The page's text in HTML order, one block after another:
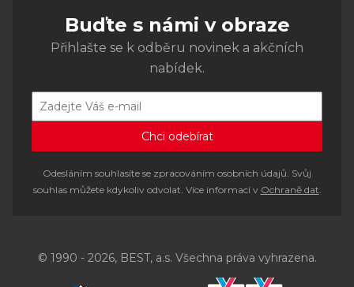
Buďte s námi v obraze
Přihlašte se k odběru novinek a akčních
nabídek.
Odesláním souhlasíte se zpracováním osobních údajů. Svůj
souhlas můžete kdykoliv odvolat. Více informací v Ochraně dat.
© 1990 - 2026, BEST, a.s. Všechna práva vyhrazena.